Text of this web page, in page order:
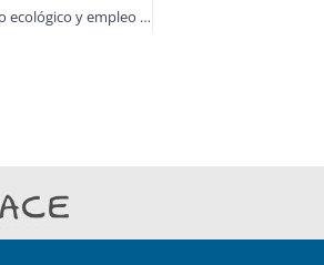
Intia y Aspace Navarra presentan un proyecto innovador que combina pastoreo ecológico y empleo social